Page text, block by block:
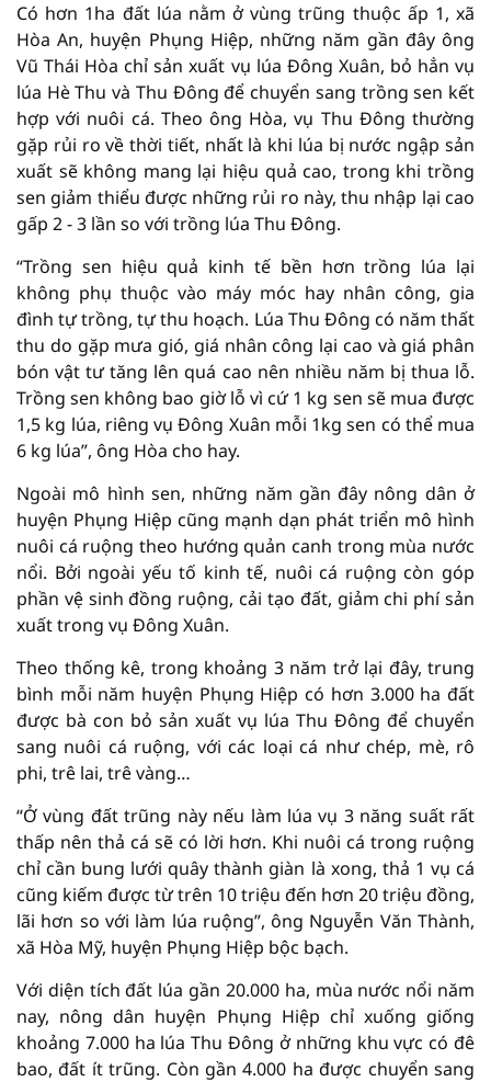
Có hơn 1ha đất lúa nằm ở vùng trũng thuộc ấp 1, xã
Hòa An, huyện Phụng Hiệp, những năm gần đây ông
Vũ Thái Hòa chỉ sản xuất vụ lúa Đông Xuân, bỏ hẳn vụ
lúa Hè Thu và Thu Đông để chuyển sang trồng sen kết
hợp với nuôi cá. Theo ông Hòa, vụ Thu Đông thường
gặp rủi ro về thời tiết, nhất là khi lúa bị nước ngập sản
xuất sẽ không mang lại hiệu quả cao, trong khi trồng
sen giảm thiểu được những rủi ro này, thu nhập lại cao
gấp 2 - 3 lần so với trồng lúa Thu Đông.
“Trồng sen hiệu quả kinh tế bền hơn trồng lúa lại
không phụ thuộc vào máy móc hay nhân công, gia
đình tự trồng, tự thu hoạch. Lúa Thu Đông có năm thất
thu do gặp mưa gió, giá nhân công lại cao và giá phân
bón vật tư tăng lên quá cao nên nhiều năm bị thua lỗ.
Trồng sen không bao giờ lỗ vì cứ 1 kg sen sẽ mua được
1,5 kg lúa, riêng vụ Đông Xuân mỗi 1kg sen có thể mua
6 kg lúa”, ông Hòa cho hay.
Ngoài mô hình sen, những năm gần đây nông dân ở
huyện Phụng Hiệp cũng mạnh dạn phát triển mô hình
nuôi cá ruộng theo hướng quản canh trong mùa nước
nổi. Bởi ngoài yếu tố kinh tế, nuôi cá ruộng còn góp
phần vệ sinh đồng ruộng, cải tạo đất, giảm chi phí sản
xuất trong vụ Đông Xuân.
Theo thống kê, trong khoảng 3 năm trở lại đây, trung
bình mỗi năm huyện Phụng Hiệp có hơn 3.000 ha đất
được bà con bỏ sản xuất vụ lúa Thu Đông để chuyển
sang nuôi cá ruộng, với các loại cá như chép, mè, rô
phi, trê lai, trê vàng…
“Ở vùng đất trũng này nếu làm lúa vụ 3 năng suất rất
thấp nên thả cá sẽ có lời hơn. Khi nuôi cá trong ruộng
chỉ cần bung lưới quây thành giàn là xong, thả 1 vụ cá
cũng kiếm được từ trên 10 triệu đến hơn 20 triệu đồng,
lãi hơn so với làm lúa ruộng”, ông Nguyễn Văn Thành,
xã Hòa Mỹ, huyện Phụng Hiệp bộc bạch.
Với diện tích đất lúa gần 20.000 ha, mùa nước nổi năm
nay, nông dân huyện Phụng Hiệp chỉ xuống giống
khoảng 7.000 ha lúa Thu Đông ở những khu vực có đê
bao, đất ít trũng. Còn gần 4.000 ha được chuyển sang